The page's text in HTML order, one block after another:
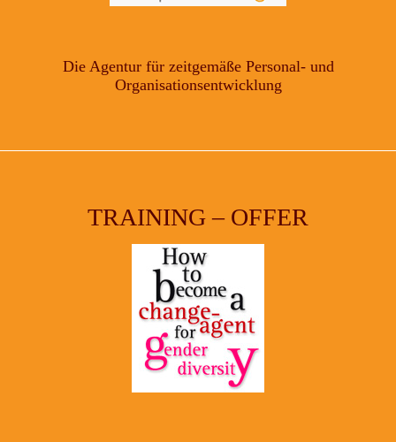
Die Agentur für zeitgemäße Personal- und
Organisationsentwicklung
TRAINING – OFFER